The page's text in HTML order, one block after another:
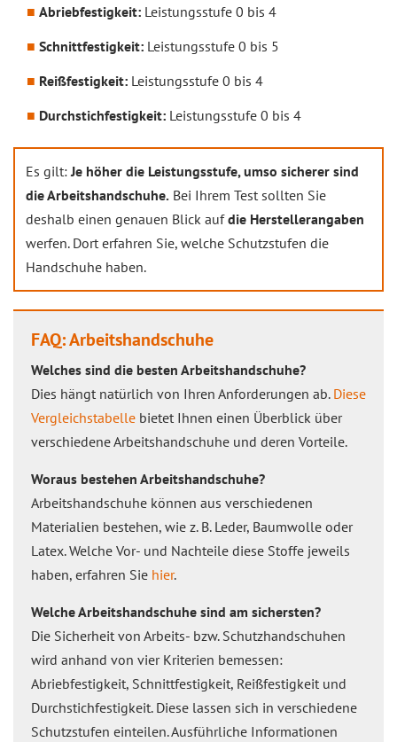
Abriebfestigkeit: Leistungsstufe 0 bis 4
Schnittfestigkeit: Leistungsstufe 0 bis 5
Reißfestigkeit: Leistungsstufe 0 bis 4
Durchstichfestigkeit: Leistungsstufe 0 bis 4
Es gilt:Je höher die Leistungsstufe, umso sicherer sind
die Arbeitshandschuhe. Bei Ihrem Test sollten Sie
deshalb einen genauen Blick aufdie Herstellerangaben
werfen. Dort erfahren Sie, welche Schutzstufen die
Handschuhe haben.
FAQ: Arbeitshandschuhe
Welches sind die besten Arbeitshandschuhe?
Dies hängt natürlich von Ihren Anforderungen ab. Diese
Vergleichstabelle bietet Ihnen einen Überblick über
verschiedene Arbeitshandschuhe und deren Vorteile.
Woraus bestehen Arbeitshandschuhe?
Arbeitshandschuhe können aus verschiedenen
Materialien bestehen, wie z. B. Leder, Baumwolle oder
Latex. Welche Vor- und Nachteile diese Stoffe jeweils
haben, erfahren Sie hier.
Welche Arbeitshandschuhe sind am sichersten?
Die Sicherheit von Arbeits- bzw. Schutzhandschuhen
wird anhand von vier Kriterien bemessen:
Abriebfestigkeit, Schnittfestigkeit, Reißfestigkeit und
Durchstichfestigkeit. Diese lassen sich in verschiedene
Schutzstufen einteilen. Ausführliche Informationen